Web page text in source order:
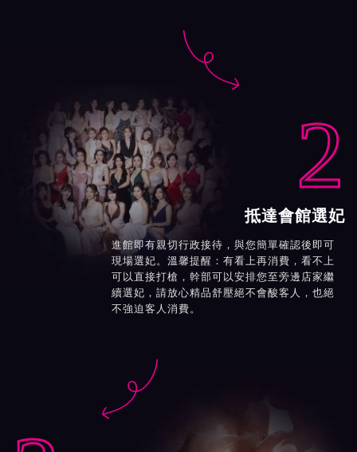

2
抵達會館選妃
進館即有親切行政接待，與您簡單確認後即可
現場選妃。溫馨提醒：有看上再消費，看不上
可以直接打槍，幹部可以安排您至旁邊店家繼
續選妃，請放心精品舒壓絕不會酸客人，也絕
不強迫客人消費。
